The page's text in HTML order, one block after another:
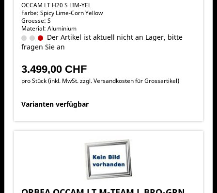
OCCAM LT H20 S LIM-YEL
Farbe: Spicy Lime-Corn Yellow
Groesse: S
Material: Aluminium
Der Artikel ist aktuell nicht an Lager, bitte
fragen Sie an
3.499,00 CHF
pro Stück (inkl. MwSt. zzgl.Versandkosten für Grossartikel)
Varianten verfügbar